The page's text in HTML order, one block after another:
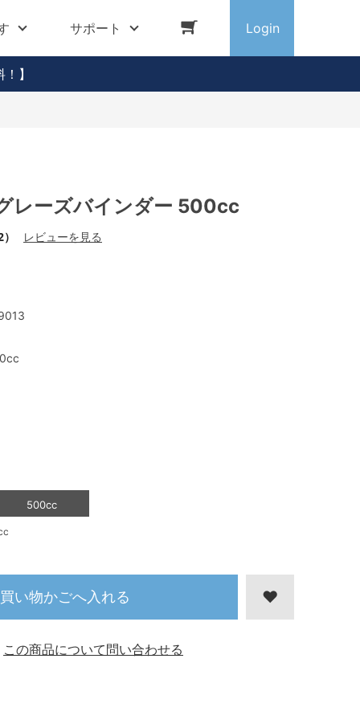
サポート Login
】
レーズバインダー 500cc
レビューを見る
500cc
買い物かごへ入れる
この商品について問い合わせる